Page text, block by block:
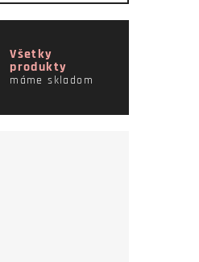
Všetky
produkty
máme skladom